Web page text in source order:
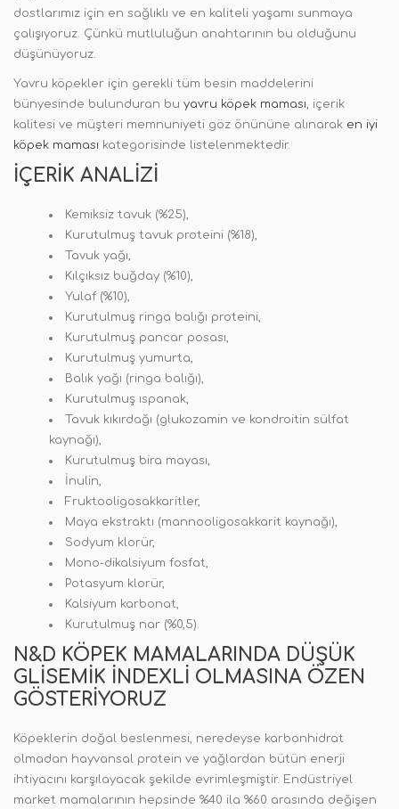
dostlarımız için en sağlıklı ve en kaliteli yaşamı sunmaya
çalışıyoruz. Çünkü mutluluğun anahtarının bu olduğunu
düşünüyoruz.
Yavru köpekler için gerekli tüm besin maddelerini
bünyesinde bulunduran bu yavru köpek maması, içerik
kalitesi ve müşteri memnuniyeti göz önününe alınarak en iyi
köpek maması kategorisinde listelenmektedir.
İÇERIK ANALIZI
Kemiksiz tavuk (%25),
Kurutulmuş tavuk proteini (%18),
Tavuk yağı,
Kılçıksız buğday (%10),
Yulaf (%10),
Kurutulmuş ringa balığı proteini,
Kurutulmuş pancar posası,
Kurutulmuş yumurta,
Balık yağı (ringa balığı),
Kurutulmuş ıspanak,
Tavuk kıkırdağı (glukozamin ve kondroitin sülfat
kaynağı),
Kurutulmuş bira mayası,
İnulin,
Fruktooligosakkaritler,
Maya ekstraktı (mannooligosakkarit kaynağı),
Sodyum klorür,
Mono-dikalsiyum fosfat,
Potasyum klorür,
Kalsiyum karbonat,
Kurutulmuş nar (%0,5).
N&D KÖPEK MAMALARINDA DÜŞÜK
GLISEMIK İNDEXLI OLMASINA ÖZEN
GÖSTERIYORUZ
Köpeklerin doğal beslenmesi, neredeyse karbonhidrat
olmadan hayvansal protein ve yağlardan bütün enerji
ihtiyacını karşılayacak şekilde evrimleşmiştir. Endüstriyel
market mamalarının hepsinde %40 ila %60 arasında değişen